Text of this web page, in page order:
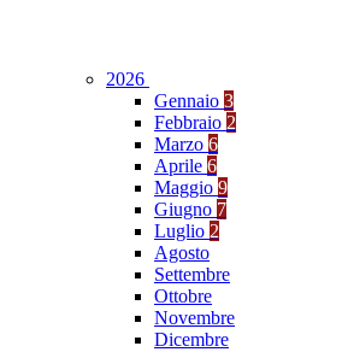
2026
Gennaio 3
Febbraio 2
Marzo 6
Aprile 6
Maggio 9
Giugno 7
Luglio 2
Agosto
Settembre
Ottobre
Novembre
Dicembre